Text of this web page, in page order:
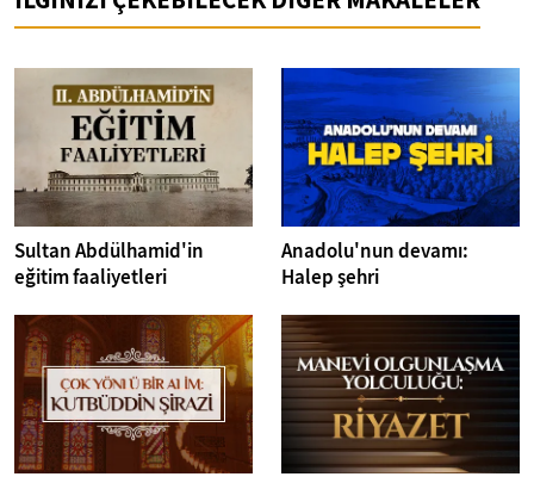
Sultan Abdülhamid'in
eğitim faaliyetleri
Anadolu'nun devamı:
Halep şehri